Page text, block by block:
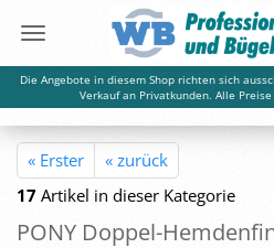
Die Angebote in diesem Shop richten sich
Verkauf an Privatkunden. Alle
« Erster
« zurück
17 Artikel in dieser Kategorie
PONY Doppel-​